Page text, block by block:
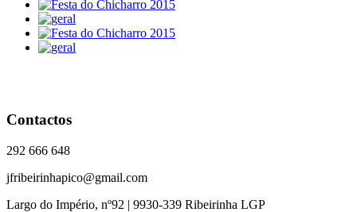
Contactos
292 666 648
jfribeirinhapico@gmail.com
Largo do Império, nº92 | 9930-339 Ribeirinha LGP